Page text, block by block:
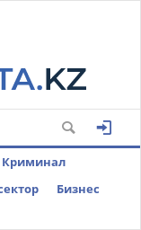
Криминал
Бизнес